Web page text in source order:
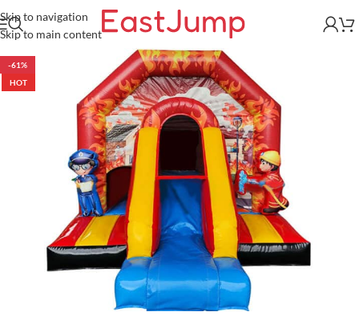
Skip to navigation
Skip to main content
-61%
HOT